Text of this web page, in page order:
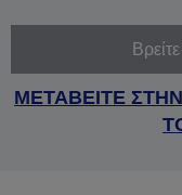
ΜΕΤΑΒΕΙΤΕ